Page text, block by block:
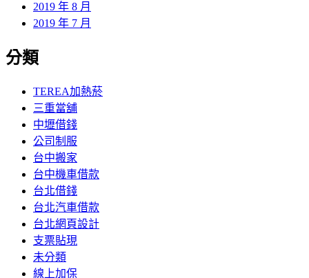
2019 年 8 月
2019 年 7 月
分類
TEREA加熱菸
三重當舖
中壢借錢
公司制服
台中搬家
台中機車借款
台北借錢
台北汽車借款
台北網頁設計
支票貼現
未分類
線上加保